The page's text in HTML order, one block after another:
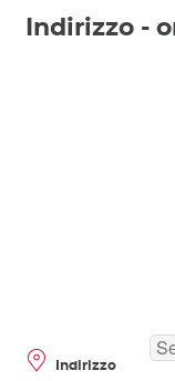
Indirizzo -
Indirizzo